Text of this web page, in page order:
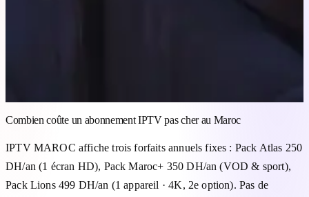
Combien coûte un abonnement IPTV pas cher au Maroc
IPTV MAROC affiche trois forfaits annuels fixes : Pack Atlas 250
DH/an (1 écran HD), Pack Maroc+ 350 DH/an (VOD & sport),
Pack Lions 499 DH/an (1 appareil · 4K, 2e option). Pas de